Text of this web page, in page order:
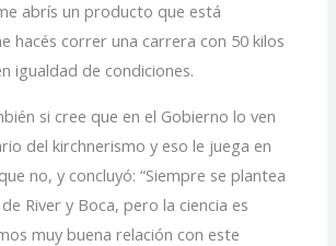
abrís un producto que está
hacés correr una carrera con 50 kilos
igualdad de condiciones.
si cree que en el Gobierno lo ven
del kirchnerismo y eso le juega en
no, y concluyó: “Siempre se plantea
River y Boca, pero la ciencia es
muy buena relación con este